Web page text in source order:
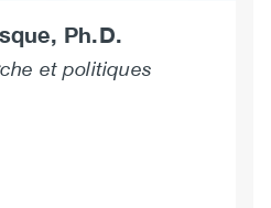
Ph.D.
et politiques